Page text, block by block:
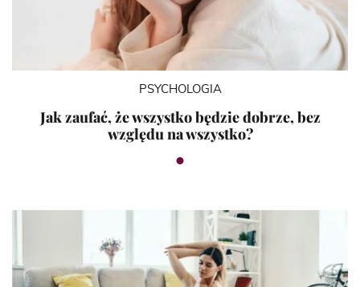
PSYCHOLOGIA
Jak zaufać, że wszystko będzie dobrze, bez
względu na wszystko?